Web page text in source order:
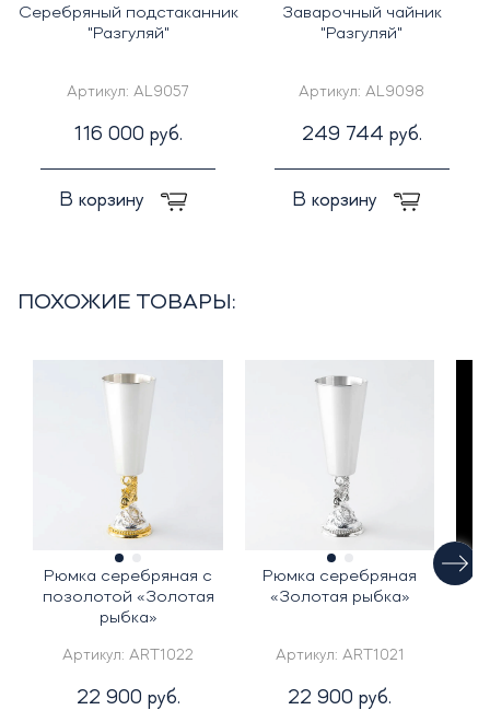
Серебряный подстаканник
"Разгуляй"
Артикул:AL9057
116 000 руб.
В корзину
Заварочный чайник
"Разгуляй"
Артикул:AL9098
249 744 руб.
В корзину
ПОХОЖИЕ ТОВАРЫ:
Рюмка серебряная с
позолотой «Золотая
рыбка»
Артикул: ART1022
22 900 руб.
Рюмка серебряная
«Золотая рыбка»
Артикул: ART1021
22 900 руб.